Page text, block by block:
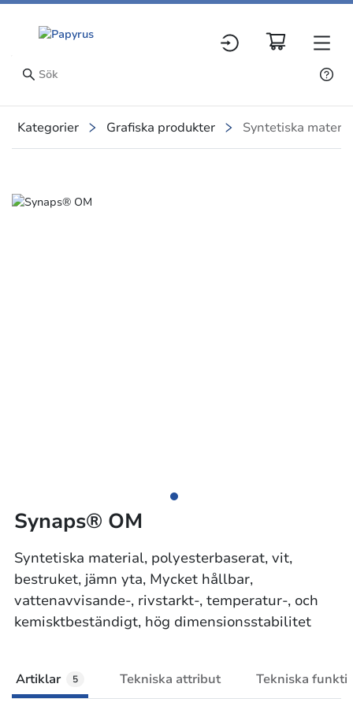
Kategorier Grafiska produkter Syntetiska
Slide 1 of 1
Synaps® OM
Syntetiska material, polyesterbaserat, vit,
bestruket, jämn yta, Mycket hållbar,
vattenavvisande-, rivstarkt-, temperatur-, och
kemisktbeständigt, hög dimensionsstabilitet
Artiklar 5 Tekniska attribut Tekniska